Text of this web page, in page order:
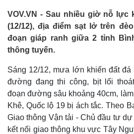
Chính trị
Đảng
Tổ chức nhân sự
Nhận diện sự thật
Xã
Tin
VOV.VN - Sau nhiều giờ nỗ lực
(12/12), địa điểm sạt lở trên
đoạn giáp ranh giữa 2 tỉnh
thông tuyến.
Sáng 12/12, mưa lớn khiến đất
đường đang thi công, bịt lối
đoạn đường sâu khoảng 40cm,
Khê, Quốc lộ 19 bị ách tắc. Theo
Giao thông Vận tải - Chủ đầu tư
kết nối giao thông khu vực Tây